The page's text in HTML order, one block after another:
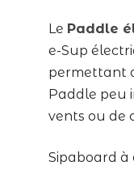
Le Paddle
e-Sup
permettant
Paddle peu
vents ou de
Sipaboard à